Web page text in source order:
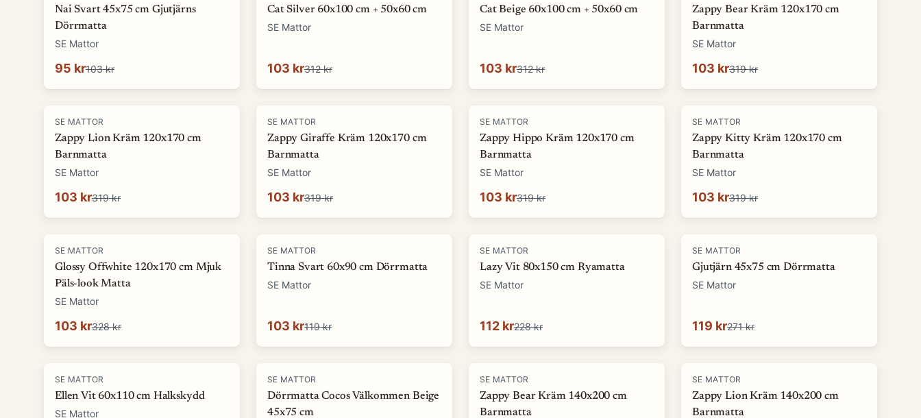
Nai Svart 45x75 cm Gjutjärns
Dörrmatta
SE Mattor
95 kr103 kr
Cat Silver 60x100 cm + 50x60 cm
SE Mattor
103 kr312 kr
Cat Beige 60x100 cm + 50x60 cm
SE Mattor
103 kr312 kr
Zappy Bear Kräm 120x170 cm
Barnmatta
SE Mattor
103 kr319 kr
-68%
SE MATTOR
Zappy Lion Kräm 120x170 cm
Barnmatta
SE Mattor
103 kr319 kr
-68%
SE MATTOR
Zappy Giraffe Kräm 120x170 cm
Barnmatta
SE Mattor
103 kr319 kr
-68%
SE MATTOR
Zappy Hippo Kräm 120x170 cm
Barnmatta
SE Mattor
103 kr319 kr
-68%
SE MATTOR
Zappy Kitty Kräm 120x170 cm
Barnmatta
SE Mattor
103 kr319 kr
-69%
SE MATTOR
Glossy Offwhite 120x170 cm Mjuk
Päls-look Matta
SE Mattor
103 kr328 kr
-13 %
SE MATTOR
Tinna Svart 60x90 cm Dörrmatta
SE Mattor
103 kr119 kr
-51 %
SE MATTOR
Lazy Vit 80x150 cm Ryamatta
SE Mattor
112 kr228 kr
-56%
SE MATTOR
Gjutjärn 45x75 cm Dörrmatta
SE Mattor
119 kr271 kr
-17 %
SE MATTOR
Ellen Vit 60x110 cm Halkskydd
SE Mattor
-58%
SE MATTOR
Dörrmatta Cocos Välkommen Beige
45x75 cm
-74 %
SE MATTOR
Zappy Bear Kräm 140x200 cm
Barnmatta
-74 %
SE MATTOR
Zappy Lion Kräm 140x200 cm
Barnmatta